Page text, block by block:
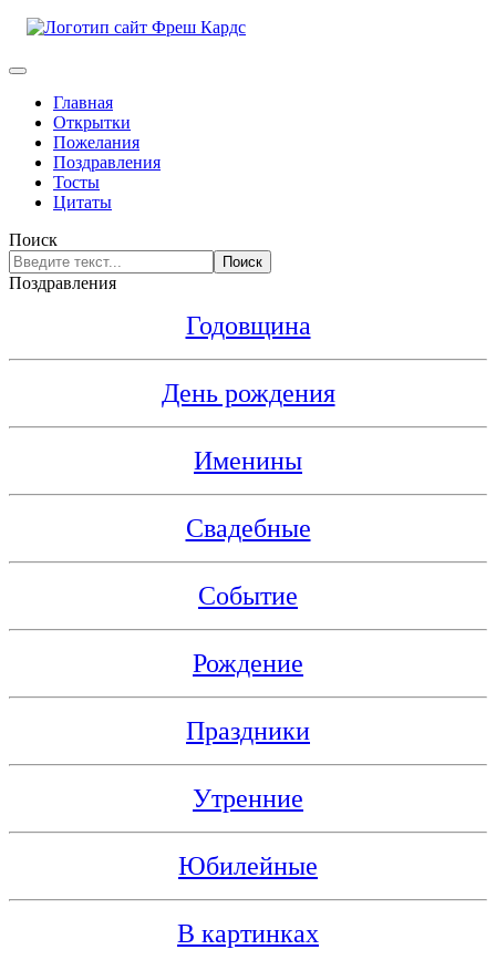
Главная
Открытки
Пожелания
Поздравления
Тосты
Цитаты
Поиск
Поиск
Поздравления
Годовщина
День рождения
Именины
Свадебные
Событие
Рождение
Праздники
Утренние
Юбилейные
В картинках